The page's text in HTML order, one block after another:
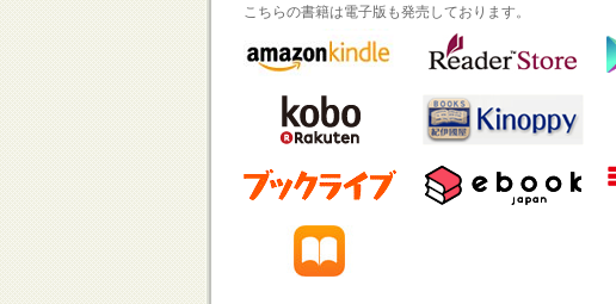
こちらの書籍は電子版も発売しております。